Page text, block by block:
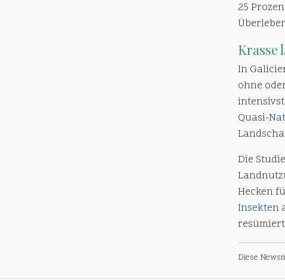
25
Krasse
In
ohne
Quasi-
Die
Hecken
Insekten
resümiert
Diese